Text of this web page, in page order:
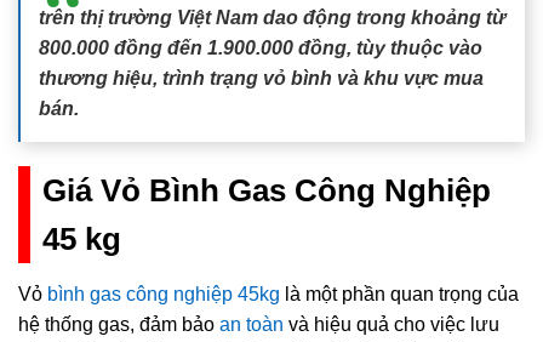
trên thị trường Việt Nam dao động trong khoảng từ
800.000 đồng đến 1.900.000 đồng, tùy thuộc vào
thương hiệu, trình trạng vỏ bình và khu vực mua
bán.
Giá Vỏ Bình Gas Công Nghiệp
45 kg
Vỏ bình gas công nghiệp 45kg là một phần quan trọng của
hệ thống gas, đảm bảo an toàn và hiệu quả cho việc lưu